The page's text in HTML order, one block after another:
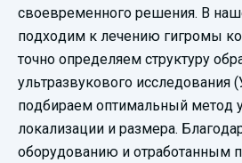
своевременного решения. В
подходим к лечению гигромы
точно определяем структуру
ультразвукового исследования
подбираем оптимальный метод
локализации и размера.
оборудованию и отработанным